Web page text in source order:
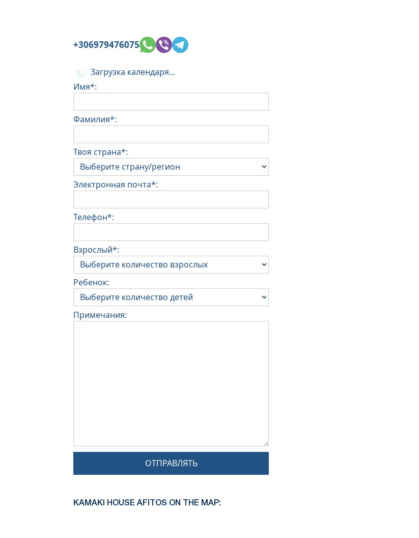
+306979476075
Загрузка календаря...
Имя*:
Фамилия*:
Твоя страна*:
Электронная почта*:
Телефон*:
Взрослый*:
Ребенок:
Примечания:
ОТПРАВЛЯТЬ
KAMAKI HOUSE AFITOS ON THE MAP: